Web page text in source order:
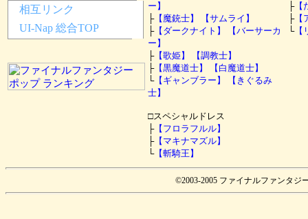
相互リンク
UI-Nap 総合TOP
ー】
├【魔銃士】
【サムライ】
├【ダークナイト】
【バーサーカ
ー】
├【歌姫】
【調教士】
├【黒魔道士】
【白魔道士】
└【ギャンブラー】
【きぐるみ
士】
□スペシャルドレス
├【フロラフルル】
├【マキナマズル】
└【斬騎王】
├【
├【
└【
©2003-2005 ファイナルファンタ